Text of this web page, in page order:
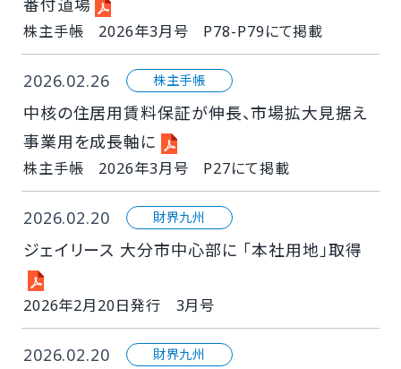
番付道場
株主手帳 2026年3月号 P78-P79にて掲載
2026.02.26 株主手帳
中核の住居用賃料保証が伸長、市場拡大見据え
事業用を成長軸に
株主手帳 2026年3月号 P27にて掲載
2026.02.20 財界九州
ジェイリース 大分市中心部に 「本社用地」取得
2026年2月20日発行 3月号
2026.02.20 財界九州